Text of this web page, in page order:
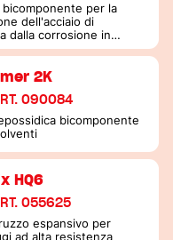
bicomponente per la
dell'acciaio di
dalla corrosione in
di restauro del
2K
090084
bicomponente
HQ6
055625
espansivo per
ad alta resistenza